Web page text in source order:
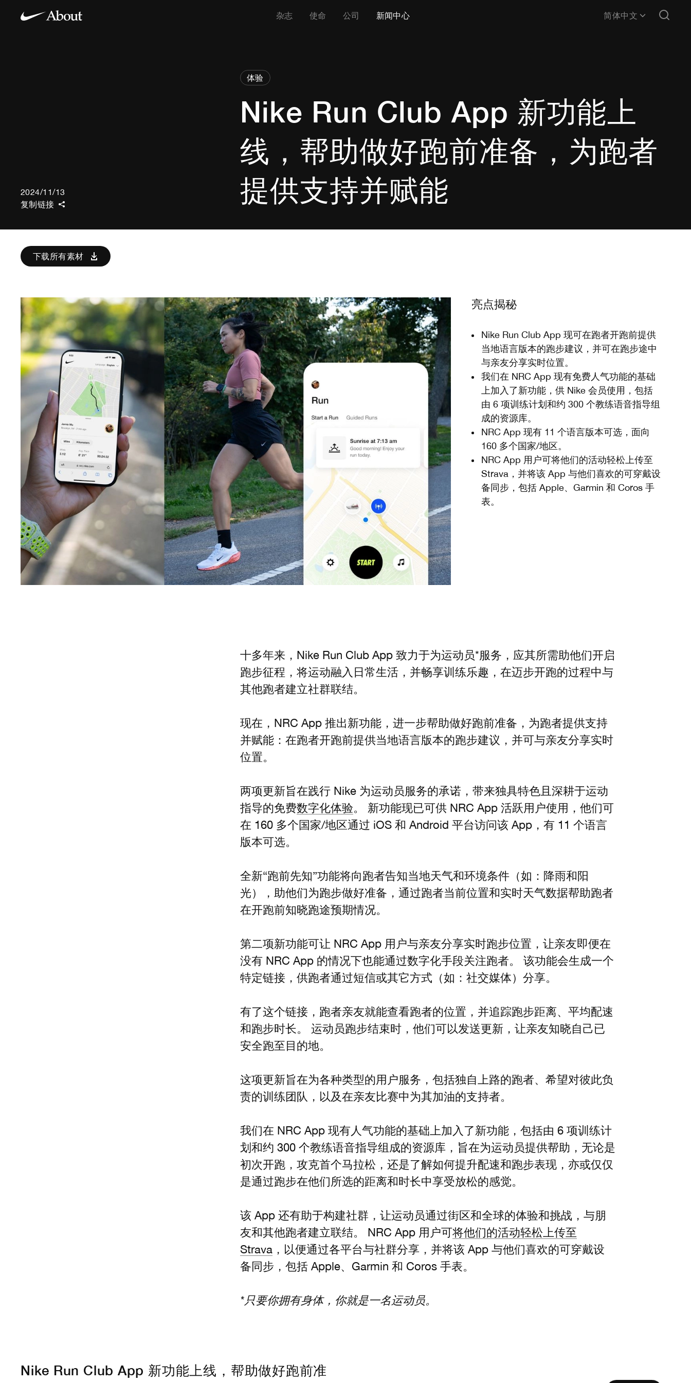
杂志 使命 公司 新闻中心 简体中文
体验
Nike Run Club App 新功能上
线，帮助做好跑前准备，为跑者
提供支持并赋能
2024/11/13
复制链接
下载所有素材
亮点揭秘
Nike Run Club App 现可在跑者开跑前提供
当地语言版本的跑步建议，并可在跑步途中
与亲友分享实时位置。
我们在 NRC App 现有免费人气功能的基础
上加入了新功能，供 Nike 会员使用，包括
由 6 项训练计划和约 300 个教练语音指导组
成的资源库。
NRC App 现有 11 个语言版本可选，面向
160 多个国家/地区。
NRC App 用户可将他们的活动轻松上传至
Strava，并将该 App 与他们喜欢的可穿戴设
备同步，包括 Apple、Garmin 和 Coros 手
表。
十多年来，Nike Run Club App 致力于为运动员*服务，应其所需助他们开启
跑步征程，将运动融入日常生活，并畅享训练乐趣，在迈步开跑的过程中与
其他跑者建立社群联结。
现在，NRC App 推出新功能，进一步帮助做好跑前准备，为跑者提供支持
并赋能：在跑者开跑前提供当地语言版本的跑步建议，并可与亲友分享实时
位置。
两项更新旨在践行 Nike 为运动员服务的承诺，带来独具特色且深耕于运动
指导的免费数字化体验。 新功能现已可供 NRC App 活跃用户使用，他们可
在 160 多个国家/地区通过 iOS 和 Android 平台访问该 App，有 11 个语言
版本可选。
全新“跑前先知”功能将向跑者告知当地天气和环境条件（如：降雨和阳
光），助他们为跑步做好准备，通过跑者当前位置和实时天气数据帮助跑者
在开跑前知晓跑途预期情况。
第二项新功能可让 NRC App 用户与亲友分享实时跑步位置，让亲友即便在
没有 NRC App 的情况下也能通过数字化手段关注跑者。 该功能会生成一个
特定链接，供跑者通过短信或其它方式（如：社交媒体）分享。
有了这个链接，跑者亲友就能查看跑者的位置，并追踪跑步距离、平均配速
和跑步时长。 运动员跑步结束时，他们可以发送更新，让亲友知晓自己已
安全跑至目的地。
这项更新旨在为各种类型的用户服务，包括独自上路的跑者、希望对彼此负
责的训练团队，以及在亲友比赛中为其加油的支持者。
我们在 NRC App 现有人气功能的基础上加入了新功能，包括由 6 项训练计
划和约 300 个教练语音指导组成的资源库，旨在为运动员提供帮助，无论是
初次开跑，攻克首个马拉松，还是了解如何提升配速和跑步表现，亦或仅仅
是通过跑步在他们所选的距离和时长中享受放松的感觉。
该 App 还有助于构建社群，让运动员通过街区和全球的体验和挑战，与朋
友和其他跑者建立联结。 NRC App 用户可将他们的活动轻松上传至
Strava，以便通过各平台与社群分享，并将该 App 与他们喜欢的可穿戴设
备同步，包括 Apple、Garmin 和 Coros 手表。
*只要你拥有身体，你就是一名运动员。
Nike Run Club App 新功能上线，帮助做好跑前准